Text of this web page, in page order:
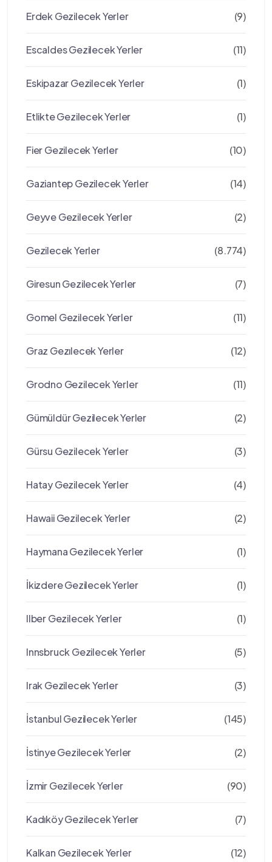
Erdek Gezilecek Yerler (9)
Escaldes Gezilecek Yerler (11)
Eskipazar Gezilecek Yerler (1)
Etlikte Gezilecek Yerler (1)
Fier Gezilecek Yerler (10)
Gaziantep Gezilecek Yerler (14)
Geyve Gezilecek Yerler (2)
Gezilecek Yerler (8.774)
Giresun Gezilecek Yerler (7)
Gomel Gezilecek Yerler (11)
Graz Gezılecek Yerler (12)
Grodno Gezilecek Yerler (11)
Gümüldür Gezilecek Yerler (2)
Gürsu Gezilecek Yerler (3)
Hatay Gezilecek Yerler (4)
Hawaii Gezilecek Yerler (2)
Haymana Gezilecek Yerler (1)
İkizdere Gezilecek Yerler (1)
Ilber Gezilecek Yerler (1)
Innsbruck Gezilecek Yerler (5)
Irak Gezilecek Yerler (3)
İstanbul Gezilecek Yerler (145)
İstinye Gezilecek Yerler (2)
İzmir Gezilecek Yerler (90)
Kadıköy Gezilecek Yerler (7)
Kalkan Gezilecek Yerler (12)